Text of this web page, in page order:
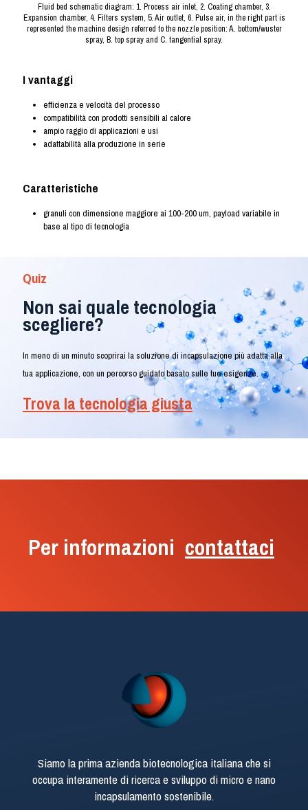
Fluid bed schematic diagram: 1. Process air inlet, 2. Coating chamber, 3.
Expansion chamber, 4. Filters system, 5. Air outlet, 6. Pulse air, in the right part is
represented the machine design referred to the nozzle position: A. bottom/wuster
spray, B. top spray and C. tangential spray.
I vantaggi
efficienza e velocità del processo
compatibilità con prodotti sensibili al calore
ampio raggio di applicazioni e usi
adattabilità alla produzione in serie
Caratteristiche
granuli con dimensione maggiore ai 100-200 um, payload variabile in
base al tipo di tecnologia
Quiz
Non sai quale tecnologia
scegliere?
In meno di un minuto scoprirai la soluzione di incapsulazione più adatta alla
tua applicazione, con un percorso guidato basato sulle tue esigenze.
Trova la tecnologia giusta
Per informazioni contattaci
Siamo la prima azienda biotecnologica italiana che si
occupa interamente di ricerca e sviluppo di micro e nano
incapsulamento sostenibile.